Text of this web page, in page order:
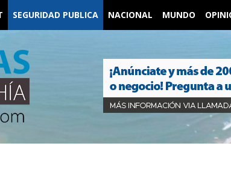
SEGURIDAD PUBLICA NACIONAL MUNDO